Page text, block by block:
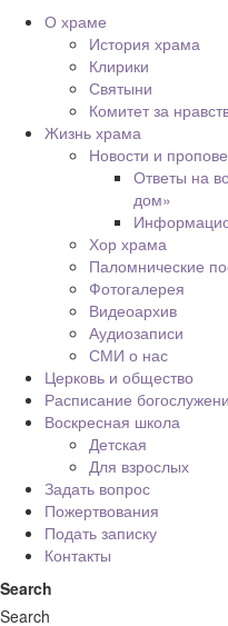
О храме
История храма
Клирики
Святыни
Комитет за
Жизнь храма
Новости и
Ответы на
дом»
Хор храма
Паломнические
Фотогалерея
Видеоархив
Аудиозаписи
СМИ о нас
Церковь и общество
Расписание
Воскресная школа
Детская
Для взрослых
Задать вопрос
Пожертвования
Подать записку
Контакты
Search
Search